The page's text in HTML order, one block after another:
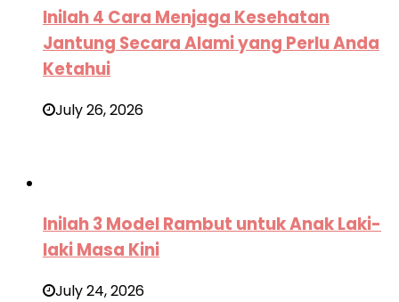
Inilah 4 Cara Menjaga Kesehatan
Jantung Secara Alami yang Perlu Anda
Ketahui
July 26, 2026
Inilah 3 Model Rambut untuk Anak Laki-
laki Masa Kini
July 24, 2026